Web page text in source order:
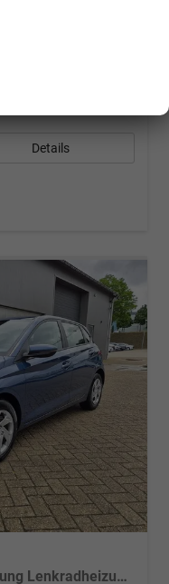
Details
1.0 T-GDI 90PS 5-türig Sitzheizung Lenkradheizung Rückf.Kamera PDC Klima Apple CarPlay Android Auto Tempomat Touchscreen